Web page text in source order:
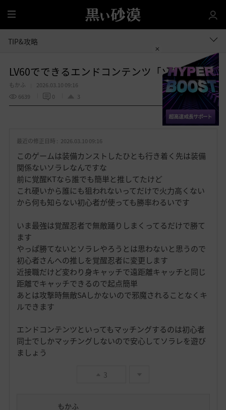
全
体
TIP&攻略
LV60でできるエンドコンテンツ「ソラレ」
もかふ
2026.03.10 09:16
6639
0 3
お
入
共有する
最近の修正日時 : 2026.03.10 09:16
このゲームは装備カンストしたひとも行き着く先は装備
関係ないソラレなんですな
前に覚醒KTなら誰でも簡単と推してたけど
これ硬いから誰にも狙われないってだけで火力高くない
から何も知らない初心者が使っても勝率わるいです
いま最強は覚醒忍者で無敵踊りしまくってるだけで勝て
ます
やっぱ勝てないとソラレやろうとは思わないと思うので
初心者さんへの推しを覚醒忍者に変更します
近接職だけど変わり身キャッチで遠距離キャッチと同じ
距離でキャッチできるので起点簡単
あとは攻撃時無敵SAしかないので邪魔されることなくキ
ルできます
エンドコンテンツといってもマッチングするのは初心者
同士でしかマッチングしないので安心してソラレを遊び
ましょう
3
もかふ